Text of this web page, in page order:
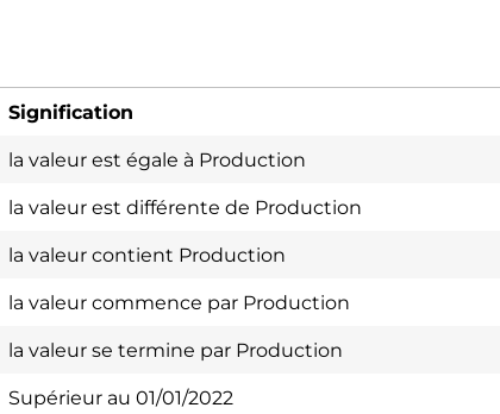
Signification
la valeur est égale à Production
la valeur est différente de Production
la valeur contient Production
la valeur commence par Production
la valeur se termine par Production
Supérieur au 01/01/2022